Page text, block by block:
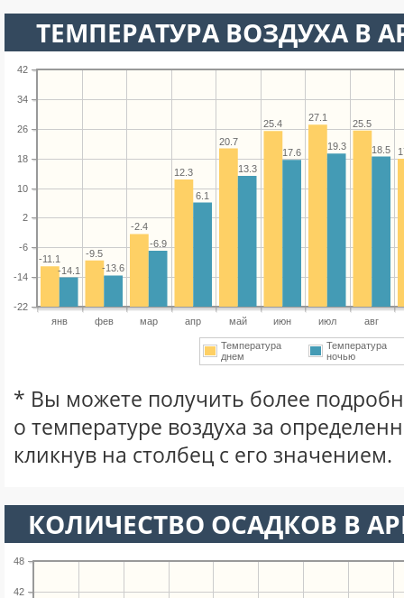
ТЕМПЕРАТУРА ВОЗДУХА В
янв фев мар апр май июн июл авг
-22
-14
-6
2
10
18
26
34
42
25.5
27.1
25.4
20.7
12.3
-2.4
-9.5
-11.1
18.5
19.3
17.6
13.3
6.1
-6.9
-13.6
-14.1
Температура
днем
Температура
ночью
* Вы можете получить более
о температуре воздуха за
кликнув на столбец с его значением.
КОЛИЧЕСТВО ОСАДКОВ В
42
48